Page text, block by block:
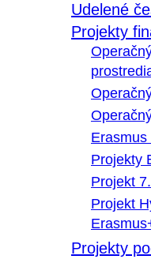
Udelené
Projekty
Erasmus
Projekty
Projekt
Projekt
Projekty